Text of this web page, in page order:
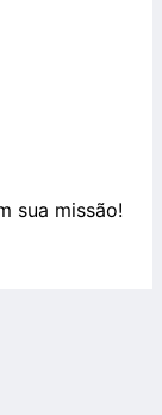
sua missão!